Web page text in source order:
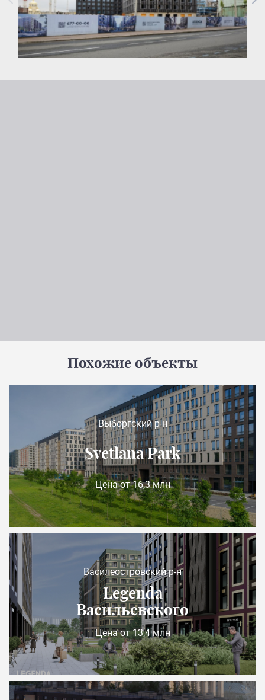
Похожие объекты
Выборгский р-н
Svetlana Park
Цена от 16,3 млн
Василеостровский р-н
Legenda
Васильевского
Цена от 13,4 млн